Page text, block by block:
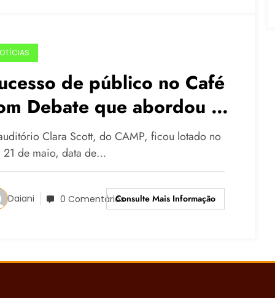
de público no Café
Debate que abordou o
da economia solidária
Clara Scott, do CAMP, ficou lotado no
21 de maio, data de…
Daiani 0 ComentáriosConsulte Mais Informação